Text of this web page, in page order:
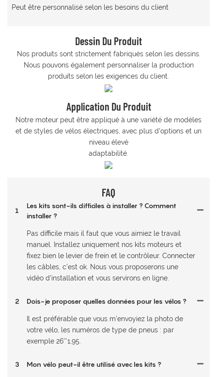
Peut être personnalisé selon les besoins du client
Dessin Du Produit
Nos produits sont strictement fabriqués selon les dessins.
Nous pouvons également personnaliser la production
produits selon les exigences du client.
Application Du Produit
Notre moteur peut être appliqué à une variété de modèles
et de styles de vélos électriques, avec plus d'options et un
niveau élevé
adaptabilité.
FAQ
1
Les kits sont-ils difficiles à installer ? Comment
installer ?
Pas difficile mais il faut que vous aimiez le travail
manuel. Installez uniquement nos kits moteurs et
fixez bien le levier de frein et le contrôleur. Connecter
les câbles, c'est ok. Nous vous proposerons une
vidéo d'installation et vous servirons en ligne.
2 Dois-je proposer quelles données pour les vélos ?
Il est préférable que vous m'envoyiez la photo de
votre vélo, les numéros de type de pneus : par
exemple 26'*1,95.
3 Mon vélo peut-il être utilisé avec les kits ?